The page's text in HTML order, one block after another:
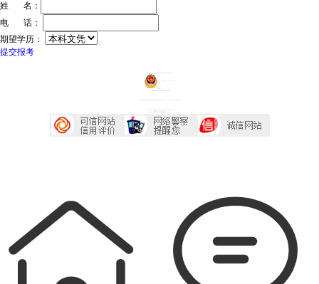
姓 名：
电 话：
期望学历：
提交报考